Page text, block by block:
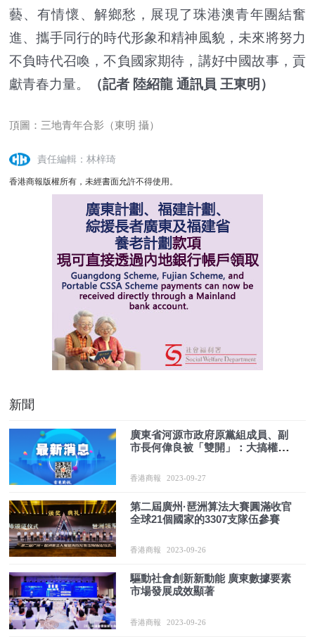
藝、有情懷、解鄉愁，展現了珠港澳青年團結奮
進、攜手同行的時代形象和精神風貌，未來將努力
不負時代召喚，不負國家期待，講好中國故事，貢
獻青春力量。
（記者 陸紹龍 通訊員 王東明）
頂圖：三地青年合影（東明 攝）
責任編輯：林梓琦
香港商報版權所有，未經書面允許不得使用。
新聞
廣東省河源市政府原黨組成員、副
市長何偉良被「雙開」：大搞權錢
香港商報 2023-09-27
第二屆廣州·琶洲算法大賽圓滿收官
全球21個國家的3307支隊伍參賽
香港商報 2023-09-26
驅動社會創新新動能 廣東數據要素
市場發展成效顯著
香港商報 2023-09-26